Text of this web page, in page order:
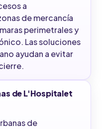
a
de mercancía
perimetrales y
Las soluciones
ayudan a evitar
de L'Hospitalet
de